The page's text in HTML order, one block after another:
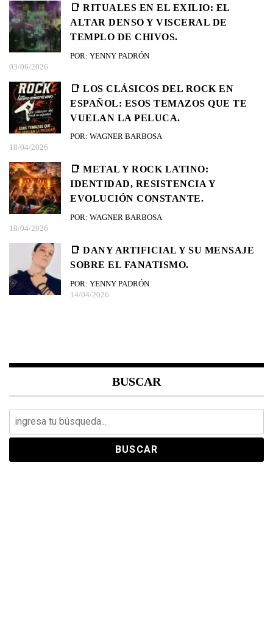
📑 RITUALES EN EL EXILIO: EL
ALTAR DENSO Y VISCERAL DE
TEMPLO DE CHIVOS.
POR: YENNY PADRÓN
03/06/2026
📑 LOS CLÁSICOS DEL ROCK EN
ESPAÑOL: ESOS TEMAZOS QUE TE
VUELAN LA PELUCA.
POR: WAGNER BARBOSA
18/04/2026
📑 METAL Y ROCK LATINO:
IDENTIDAD, RESISTENCIA Y
EVOLUCIÓN CONSTANTE.
POR: WAGNER BARBOSA
18/04/2026
📑 DANY ARTIFICIAL Y SU MENSAJE
SOBRE EL FANATISMO.
POR: YENNY PADRÓN
14/04/2026
BUSCAR
for: